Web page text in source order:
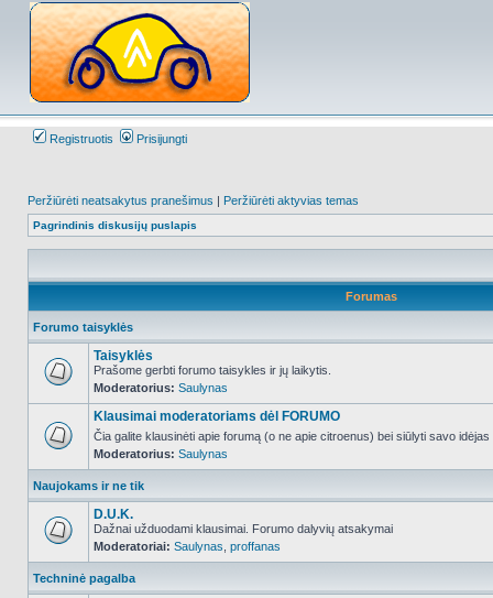
Registruotis Prisijungti
Peržiūrėti neatsakytus pranešimus | Peržiūrėti aktyvias temas
Pagrindinis diskusijų puslapis
Forumas
Forumo taisyklės
NO_UNREAD_POSTS
Taisyklės
Prašome gerbti forumo taisykles ir jų laikytis.
Moderatorius: Saulynas
NO_UNREAD_POSTS
Klausimai moderatoriams dėl FORUMO
Čia galite klausinėti apie forumą (o ne apie citroenus) bei siūlyti savo
Moderatorius: Saulynas
Naujokams ir ne tik
NO_UNREAD_POSTS
D.U.K.
Dažnai užduodami klausimai. Forumo dalyvių atsakymai
Moderatoriai: Saulynas proffanas
Techninė pagalba